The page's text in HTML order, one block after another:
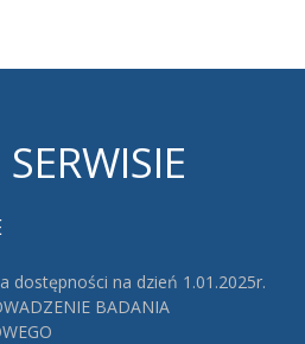
dostępności na dzień 1.01.2025r.
BADANIA